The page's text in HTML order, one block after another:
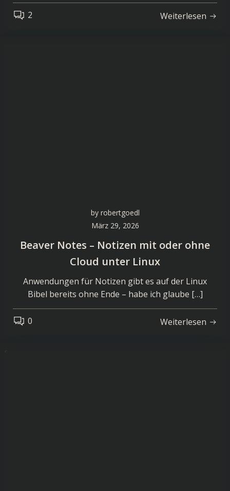
2 Weiterlesen
by robertgoedl
März 29, 2026
Beaver Notes – Notizen mit oder ohne
Cloud unter Linux
Anwendungen für Notizen gibt es auf der Linux
Bibel bereits ohne Ende – habe ich glaube […]
0 Weiterlesen